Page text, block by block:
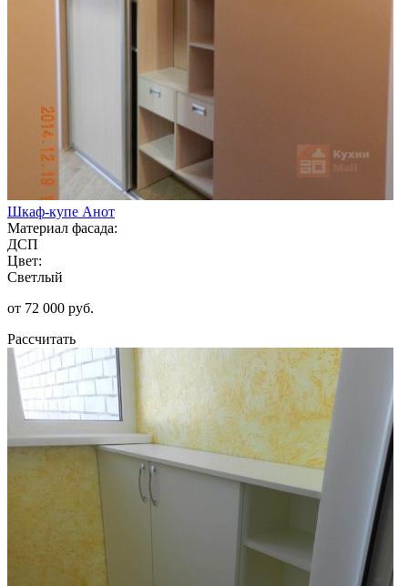
Шкаф-купе Анот
Материал фасада:
ДСП
Цвет:
Светлый
от 72 000 руб.
Рассчитать